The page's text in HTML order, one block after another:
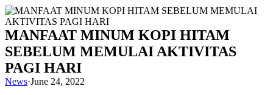
MANFAAT MINUM KOPI HITAM
SEBELUM MEMULAI AKTIVITAS
PAGI HARI
News·June 24, 2022